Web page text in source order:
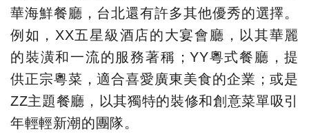
華海鮮餐廳，台北還有許多其他優秀的選擇。
例如，XX五星級酒店的大宴會廳，以其華麗
的裝潢和一流的服務著稱；YY粵式餐廳，提
供正宗粵菜，適合喜愛廣東美食的企業；或是
ZZ主題餐廳，以其獨特的裝修和創意菜單吸引
年輕輕新潮的團隊。